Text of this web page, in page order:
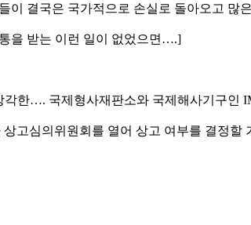
이 결국은 국가적으로 손실로 돌아오고 많
을 받는 이런 일이 없었으면….]
한…. 국제형사재판소와 국제해사기구인
고심의위원회를 열어 상고 여부를 결정할